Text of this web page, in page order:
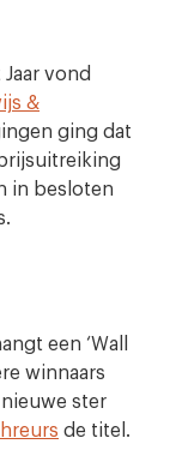
vond
&
ging dat
in besloten
een ‘Wall
winnaars
ster
de titel.